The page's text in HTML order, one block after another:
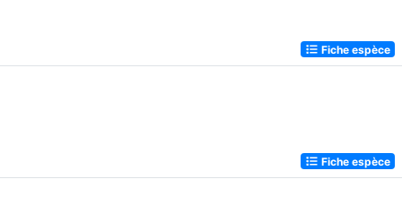
Fiche espèce
Fiche espèce